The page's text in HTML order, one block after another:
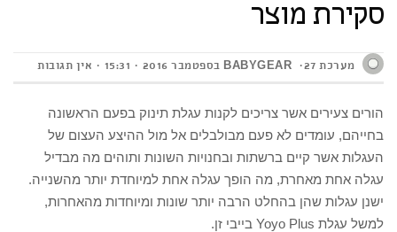
סקירת מוצר
מערכת BABYGEAR 27 בספטמבר 2016 15:31 אין תגובות
הורים צעירים אשר צריכים לקנות עגלת תינוק בפעם הראשונה
בחייהם, עומדים לא פעם מבולבלים אל מול ההיצע העצום של
העגלות אשר קיים ברשתות ובחנויות השונות ותוהים מה מבדיל
עגלה אחת מאחרת, מה הופך עגלה אחת למיוחדת יותר מהשנייה.
ישנן עגלות שהן בהחלט הרבה יותר שונות ומיוחדות מהאחרות,
למשל עגלת Yoyo Plus בייבי זן.